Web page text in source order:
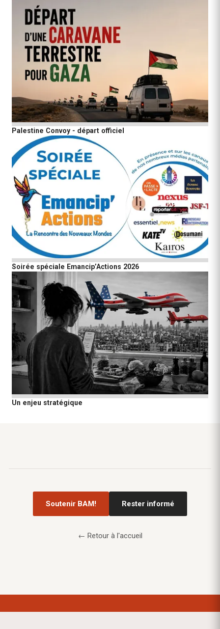
Palestine Convoy - départ officiel
Soirée spéciale Emancip’Actions 2026
Un enjeu stratégique
Soutenir BAM! Rester informé
← Retour à l'accueil